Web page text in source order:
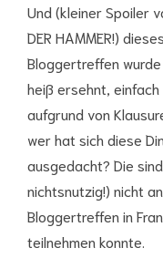
Und (kleiner Spoiler
DER HAMMER!) dieses
Bloggertreffen
heiß ersehnt, einfach
aufgrund von
wer hat sich diese
ausgedacht? Die
nichtsnutzig!) nicht
Bloggertreffen in
teilnehmen konnte.